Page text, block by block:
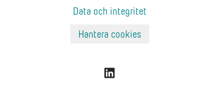
Data och integritet
Hantera cookies